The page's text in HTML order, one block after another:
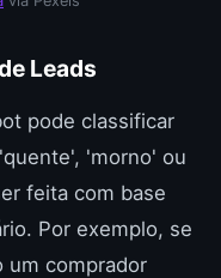
Leads
pode classificar
'morno' ou
feita com base
Por exemplo, se
um comprador